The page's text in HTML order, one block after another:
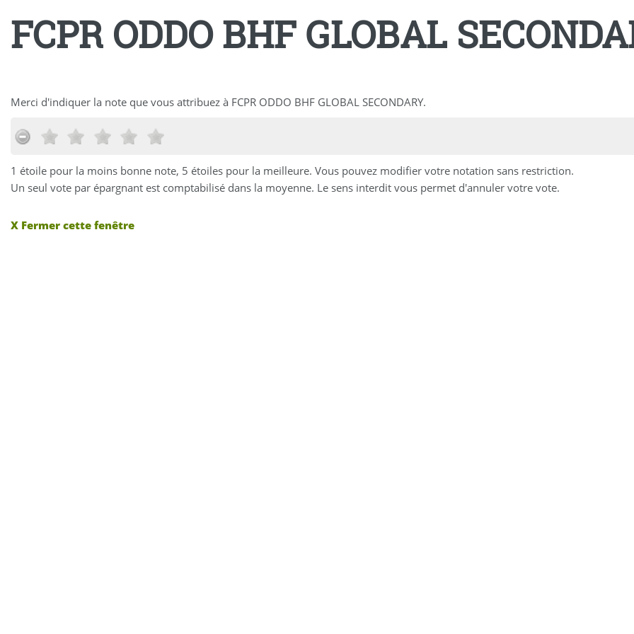
FCPR ODDO BHF GLOBAL
Merci d'indiquer la note que vous attribuez à FCPR ODDO BHF GLOBAL SECONDARY.
1 étoile pour la moins bonne note, 5 étoiles pour la meilleure. Vous pouvez modifier votre notation sans restriction.
Un seul vote par épargnant est comptabilisé dans la moyenne. Le sens interdit vous permet d'annuler votre vote.
X Fermer cette fenêtre